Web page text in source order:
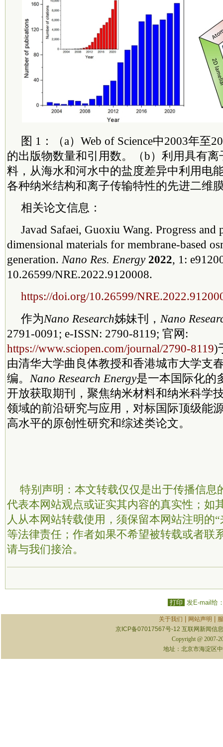
图 1：（a）Web of Science中2003年至
的出版物数量和引用数。（b）利用具有
料，从海水和河水中的盐度差异中利用电
各种纳米结构和离子传输特性的先进二维
相关论文信息：
Javad Safaei, Guoxiu Wang. Progress and
dimensional materials for membrane-based
generation. Nano Res. Energy 2022, 1:
10.26599/NRE.2022.9120008.
https://doi.org/10.26599/
作为Nano Research姊妹刊， Nano
2791-0091; e-ISSN: 2790-8119; 官网:
https://www.sciopen.com/journal/2790-8119)
由清华大学曲良体教授和香港城市大学支
编。 Nano Research Energy是一本国际化的
开放获取期刊，聚焦纳米材料和纳米科学
领域的前沿研究与应用，对标国际顶级能
高水平的原创性研究和综述类论文。
特别声明：本文转载仅仅是出于传播信息
代表本网站观点或证实其内容的真实性；如
人从本网站转载使用，须保留本网站注明的
等法律责任；作者如果不希望被转载或者联
请与我们接洽。
打印 发E-mail给
关于我们 网站声明
京ICP备07017567号-12 互联网新闻信
Copyright @ 2007-
地址：北京市海淀区